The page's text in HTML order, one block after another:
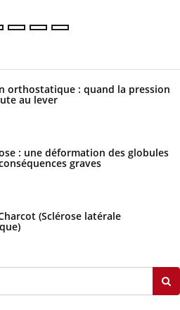
orthostatique : quand la pression
au lever
: une déformation des globules
graves
(Sclérose latérale